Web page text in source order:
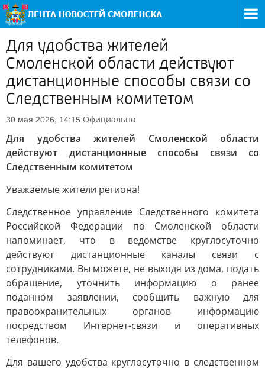
Для удобства жителей
Смоленской области действуют
дистанционные способы связи со
Следственным комитетом
30 мая 2026, 14:15 Официально
Для удобства жителей Смоленской области
действуют дистанционные способы связи со
Следственным комитетом
Уважаемые жители региона!
Следственное управление Следственного комитета
Российской Федерации по Смоленской области
напоминает, что в ведомстве круглосуточно
действуют дистанционные каналы связи с
сотрудниками. Вы можете, не выходя из дома, подать
обращение, уточнить информацию о ранее
поданном заявлении, сообщить важную для
правоохранительных органов информацию
посредством Интернет-связи и оперативных
телефонов.
Для вашего удобства круглосуточно в следственном